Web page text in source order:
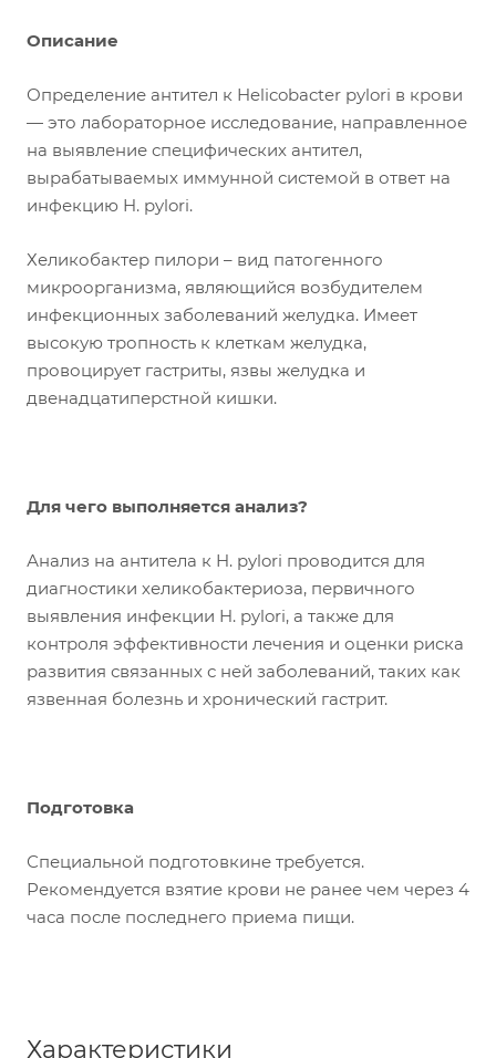
Описание
Определение антител к Helicobacter pylori в крови
— это лабораторное исследование, направленное
на выявление специфических антител,
вырабатываемых иммунной системой в ответ на
инфекцию H. pylori.
Хеликобактер пилори – вид патогенного
микроорганизма, являющийся возбудителем
инфекционных заболеваний желудка. Имеет
высокую тропность к клеткам желудка,
провоцирует гастриты, язвы желудка и
двенадцатиперстной кишки.
Для чего выполняется анализ?
Анализ на антитела к H. pylori проводится для
диагностики хеликобактериоза, первичного
выявления инфекции H. pylori, а также для
контроля эффективности лечения и оценки риска
развития связанных с ней заболеваний, таких как
язвенная болезнь и хронический гастрит.
Подготовка
Специальной подготовкине требуется.
Рекомендуется взятие крови не ранее чем через 4
часа после последнего приема пищи.
Характеристики